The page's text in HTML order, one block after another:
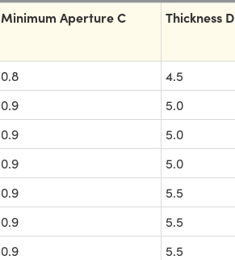
Minimum Aperture C Thickness D
0.8 4.5
0.9 5.0
0.9 5.0
0.9 5.0
0.9 5.5
0.9 5.5
0.9 5.5